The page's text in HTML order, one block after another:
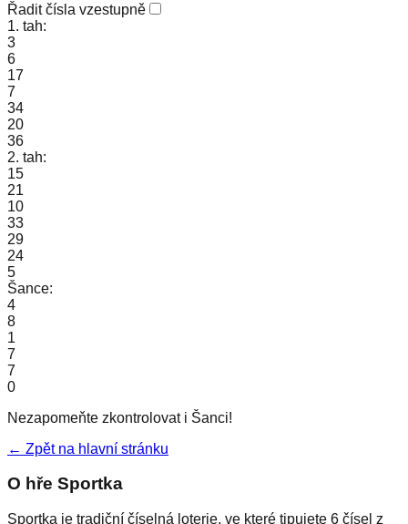
Řadit čísla vzestupně
1. tah:
3
6
17
7
34
20
36
2. tah:
15
21
10
33
29
24
5
Šance:
4
8
1
7
7
0
Nezapomeňte zkontrolovat i Šanci!
← Zpět na hlavní stránku
O hře Sportka
Sportka je tradiční číselná loterie, ve které tipujete 6 čísel z